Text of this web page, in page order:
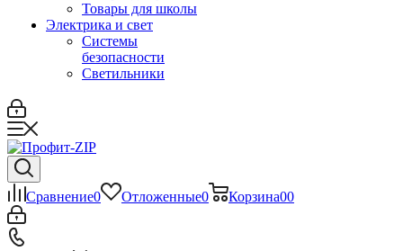
Товары для школы
Электрика и свет
Системы
безопасности
Светильники
Сравнение0 Отложенные0 Корзина00